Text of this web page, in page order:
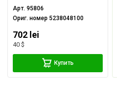
Арт.95806
Ориг. номер5238048100
702 lei
40 $
Купить